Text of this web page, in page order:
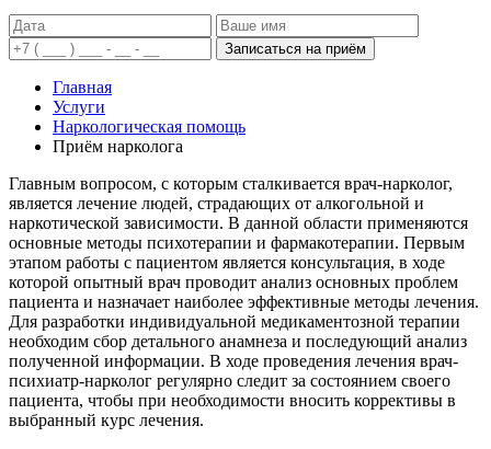
Записаться на приём
Главная
Услуги
Наркологическая помощь
Приём нарколога
Главным вопросом, с которым сталкивается врач-нарколог,
является лечение людей, страдающих от алкогольной и
наркотической зависимости. В данной области применяются
основные методы психотерапии и фармакотерапии. Первым
этапом работы с пациентом является консультация, в ходе
которой опытный врач проводит анализ основных проблем
пациента и назначает наиболее эффективные методы лечения.
Для разработки индивидуальной медикаментозной терапии
необходим сбор детального анамнеза и последующий анализ
полученной информации. В ходе проведения лечения врач-
психиатр-нарколог регулярно следит за состоянием своего
пациента, чтобы при необходимости вносить коррективы в
выбранный курс лечения.